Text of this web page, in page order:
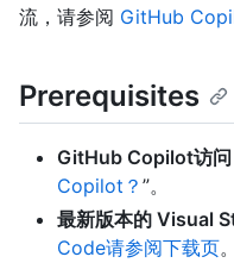
流，请参阅 GitHub
Prerequisites
GitHub Copilot访问
Copilot？ ”。
最新版本的 Visual
Code请参阅下载页。